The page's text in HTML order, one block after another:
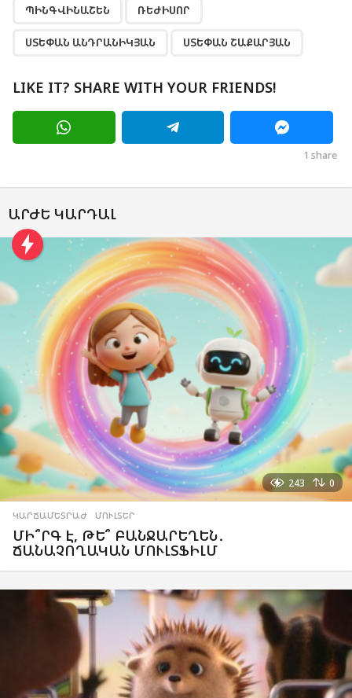
ՊԻՆԳՎԻՆԱՇԵՆ ՌԵԺԻՍՈՐ
ՍՏԵՓԱՆ ԱՆԴՐԱՆԻԿՅԱՆ ՍՏԵՓԱՆ ՇԱՔԱՐՅԱՆ
LIKE IT? SHARE WITH YOUR FRIENDS!
1 share
ԱՐԺԵ ԿԱՐԴԱԼ
243 0
ԿԱՐՃԱՄԵՏՐԱԺ ,ՄՈՒԼՏԵՐ
ՄԻ՞ՐԳ Է, ԹԵ՞ ԲԱՆՋԱՐԵՂԵՆ․
ՃԱՆԱՉՈՂԱԿԱՆ ՄՈՒԼՏՖԻԼՄ